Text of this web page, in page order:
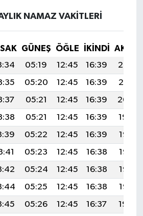
NAMAZ VAKITLERI
GÜNEŞ ÖĞLE İKINDI
05:19 12:45 16:39
20:02
05:20 12:45 16:39
20:01
05:21 12:45 16:39
20:00
05:21 12:45 16:39
19:59
05:22 12:45 16:39
19:58
05:23 12:45 16:38
19:57
05:24 12:45 16:38
19:56
05:25 12:45 16:38
19:55
05:26 12:45 16:37
19:54